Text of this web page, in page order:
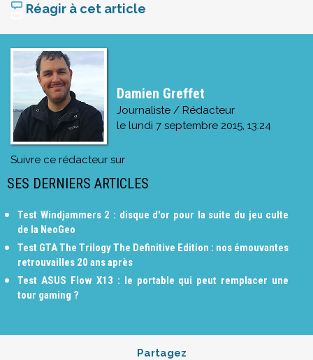
Réagir à cet article
Damien Greffet
Journaliste / Rédacteur
le lundi 7 septembre 2015, 13:24
Suivre ce rédacteur sur
SES DERNIERS ARTICLES
Test Windjammers 2 : disque d'or pour la suite du jeu culte
de la NeoGeo
Test GTA The Trilogy The Definitive Edition : nos émouvantes
retrouvailles 20 ans après
Test ASUS Flow X13 : le portable qui peut remplacer une
tour gaming ?
Partagez